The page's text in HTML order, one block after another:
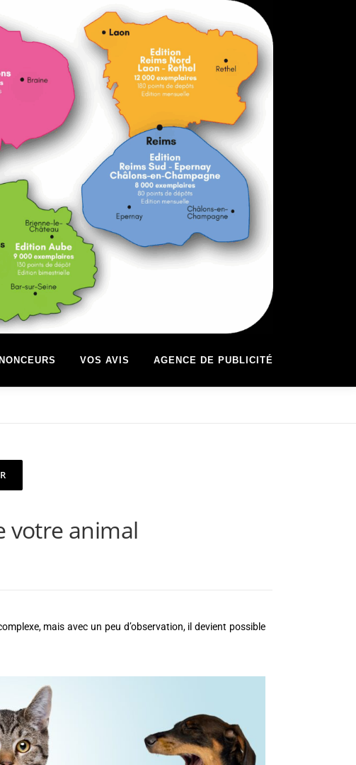
VOS AVIS AGENCE DE PUBLICITÉ
votre animal
mais avec un peu d’observation, il devient possible